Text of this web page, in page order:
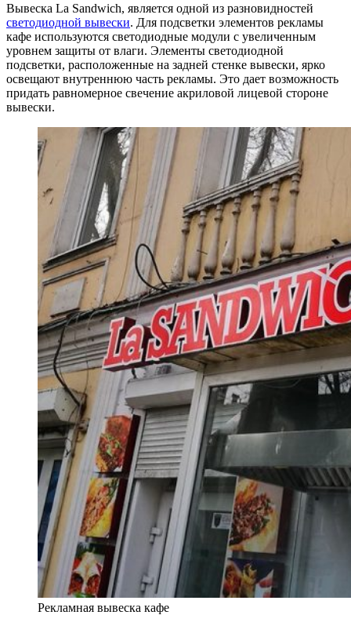
Вывеска La Sandwich, является одной из разновидностей
светодиодной вывески. Для подсветки элементов рекламы
кафе используются светодиодные модули с увеличенным
уровнем защиты от влаги. Элементы светодиодной
подсветки, расположенные на задней стенке вывески, ярко
освещают внутреннюю часть рекламы. Это дает возможность
придать равномерное свечение акриловой лицевой стороне
вывески.
Рекламная вывеска кафе